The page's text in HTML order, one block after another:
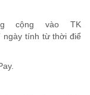
cộng vào
TK
ngày tính từ thời điể